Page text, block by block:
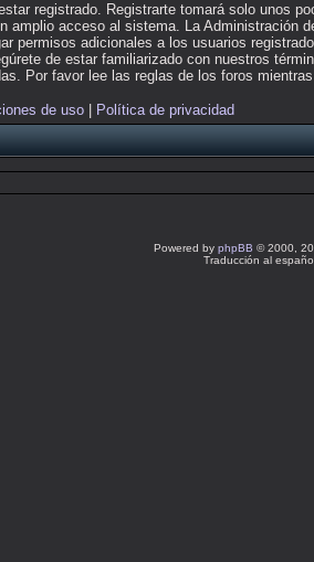
registrado. Registrarte tomará solo unos
amplio acceso al sistema. La Administración
permisos adicionales a los usuarios
de estar familiarizado con nuestros
Por favor lee las reglas de los foros mientras
de uso| Política de privacidad
Powered by phpBB © 2000,
Traducción al